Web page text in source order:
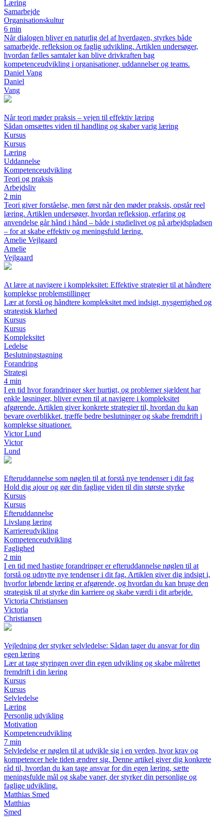
Læring
Samarbejde
Organisationskultur
6 min
Når dialogen bliver en naturlig del af hverdagen, styrkes både
samarbejde, refleksion og faglig udvikling. Artiklen undersøger,
hvordan fælles samtaler kan blive drivkraften bag
kompetenceudvikling i organisationer, uddannelser og teams.
Daniel Vang
Daniel
Vang
Når teori møder praksis – vejen til effektiv læring
Sådan omsættes viden til handling og skaber varig læring
Kursus
Kursus
Læring
Uddannelse
Kompetenceudvikling
Teori og praksis
Arbejdsliv
2 min
Teori giver forståelse, men først når den møder praksis, opstår reel
læring. Artiklen undersøger, hvordan refleksion, erfaring og
anvendelse går hånd i hånd – både i studielivet og på arbejdspladsen
– for at skabe effektiv og meningsfuld læring.
Amelie Vejlgaard
Amelie
Vejlgaard
At lære at navigere i kompleksitet: Effektive strategier til at håndtere
komplekse problemstillinger
Lær at forstå og håndtere kompleksitet med indsigt, nysgerrighed og
strategisk klarhed
Kursus
Kursus
Kompleksitet
Ledelse
Beslutningstagning
Forandring
Strategi
4 min
I en tid hvor forandringer sker hurtigt, og problemer sjældent har
enkle løsninger, bliver evnen til at navigere i kompleksitet
afgørende. Artiklen giver konkrete strategier til, hvordan du kan
bevare overblikket, træffe bedre beslutninger og skabe fremdrift i
komplekse situationer.
Victor Lund
Victor
Lund
Efteruddannelse som nøglen til at forstå nye tendenser i dit fag
Hold dig ajour og gør din faglige viden til din største styrke
Kursus
Kursus
Efteruddannelse
Livslang læring
Karriereudvikling
Kompetenceudvikling
Faglighed
2 min
I en tid med hastige forandringer er efteruddannelse nøglen til at
forstå og udnytte nye tendenser i dit fag. Artiklen giver dig indsigt i,
hvorfor løbende læring er afgørende, og hvordan du kan bruge den
strategisk til at styrke din karriere og skabe værdi i dit arbejde.
Victoria Christiansen
Victoria
Christiansen
Vejledning der styrker selvledelse: Sådan tager du ansvar for din
egen læring
Lær at tage styringen over din egen udvikling og skabe målrettet
fremdrift i din læring
Kursus
Kursus
Selvledelse
Læring
Personlig udvikling
Motivation
Kompetenceudvikling
7 min
Selvledelse er nøglen til at udvikle sig i en verden, hvor krav og
kompetencer hele tiden ændrer sig. Denne artikel giver dig konkrete
råd til, hvordan du kan tage ansvar for din egen læring, sætte
meningsfulde mål og skabe vaner, der styrker din personlige og
faglige udvikling.
Matthias Smed
Matthias
Smed